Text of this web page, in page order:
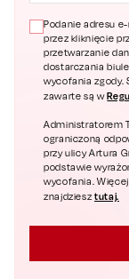
Podanie adresu
przez kliknięcie
przetwarzanie
dostarczania
wycofania zgody.
zawarte są w
Administratorem
ograniczoną
przy ulicy Artura
podstawie
wycofania.
znajdziesztutaj.